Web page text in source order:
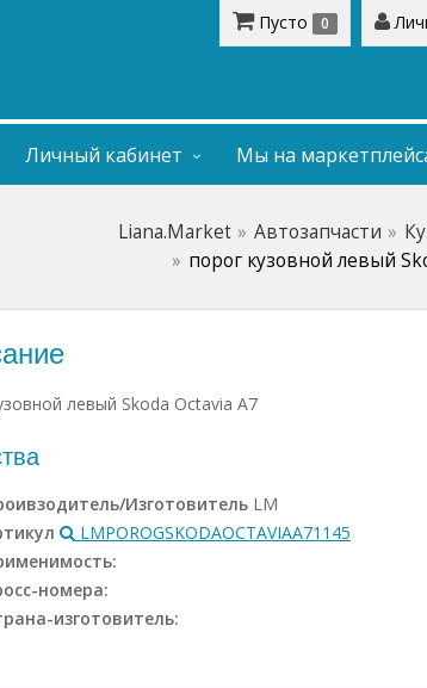
Пусто 0
Личный кабинет Мы на
Liana.Market Автозапчасти
порог кузовной левый
левый Skoda Octavia А7
Изготовитель LM
LMPOROGSKODAOCTAVIAA71145
номера:
изготовитель: